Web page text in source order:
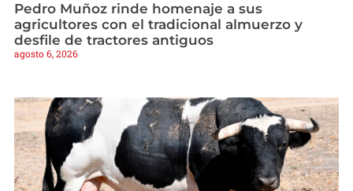
Pedro Muñoz rinde homenaje a sus
agricultores con el tradicional almuerzo y
desfile de tractores antiguos
agosto 6, 2026